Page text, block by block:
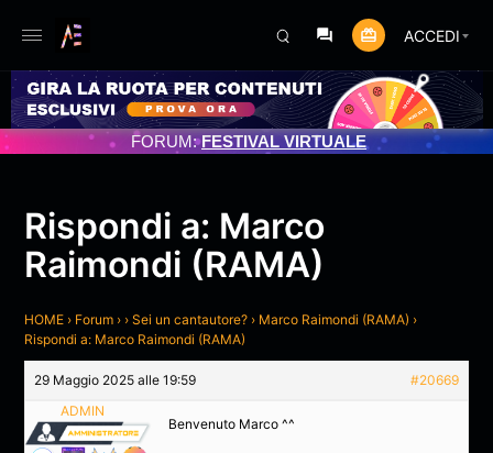
ACCEDI
FORUM:FESTIVAL VIRTUALE
Rispondi a: Marco
Raimondi (RAMA)
HOME › Forum › › Sei un cantautore? › Marco Raimondi (RAMA) ›
Rispondi a: Marco Raimondi (RAMA)
29 Maggio 2025 alle 19:59
#20669
ADMIN
Benvenuto Marco ^^